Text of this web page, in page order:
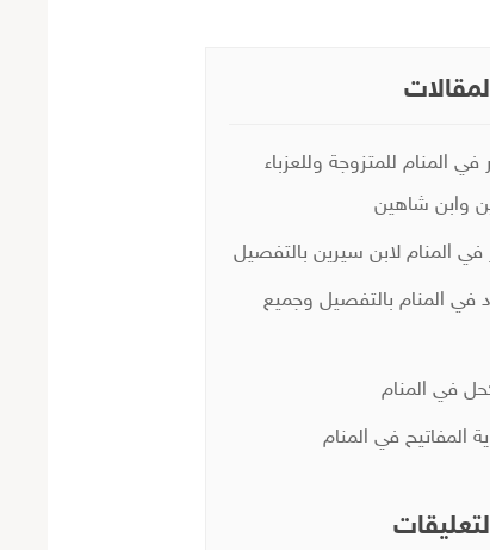
في المنام للمتزوجة وللعزباء
وابن شاهين
في المنام لابن سيرين بالتفصيل
في المنام بالتفصيل وجميع
في المنام
المفاتيح في المنام